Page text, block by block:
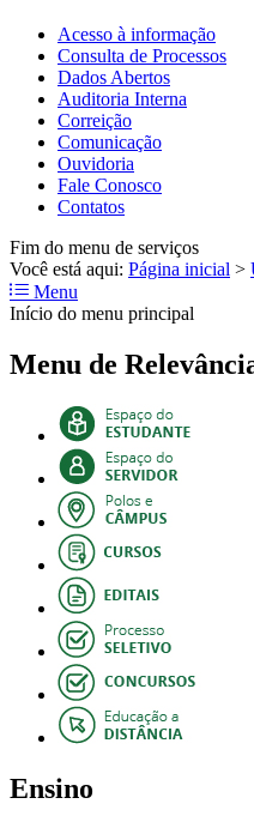
Acesso à informação
Consulta de Processos
Dados Abertos
Auditoria Interna
Correição
Comunicação
Ouvidoria
Fale Conosco
Contatos
Fim do menu de serviços
Você está aqui: Página inicial >
Menu
Início do menu principal
Menu de
Ensino